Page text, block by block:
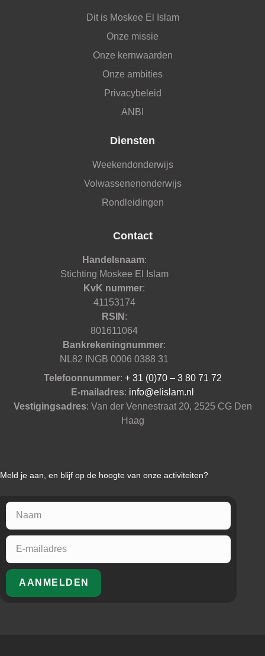
Dit is Moskee El Islam
Onze missie
Onze kernwaarden
Onze ambities
Privacybeleid
ANBI
Diensten
Weekendonderwijs
Volwassenenonderwijs
Rondleidingen
Contact
Handelsnaam:
Stichting Moskee El Islam
KvK nummer:
41153174
RSIN :
801611064
Bankrekeningnummer:
NL82 INGB 0006 0388 31
Telefoonnummer: + 31 (0)70 – 3 80 71 72
E-mailadres: info@elislam.nl
Vestigingsadres: Van der Vennestraat 20, 2525 CG Den
Haag
Meld je aan, en blijf op de hoogte van onze activiteiten?
AANMELDEN